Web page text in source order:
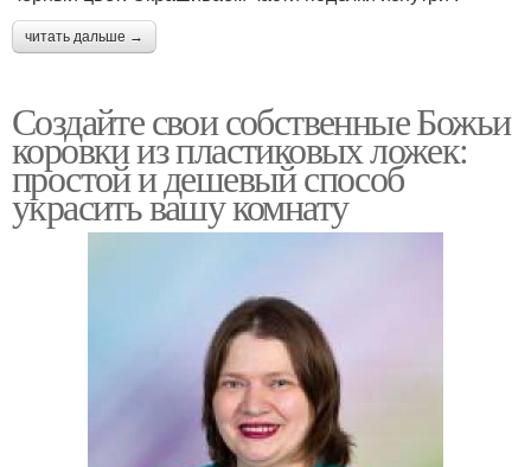
читать дальше →
Создайте свои собственные Божьи
коровки из пластиковых ложек:
простой и дешевый способ
украсить вашу комнату